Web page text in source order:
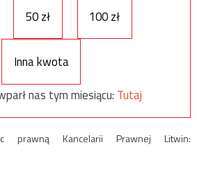
50 zł 100 zł
Inna kwota
nas tym miesiącu: Tutaj
prawną Kancelarii Prawnej Litwin: